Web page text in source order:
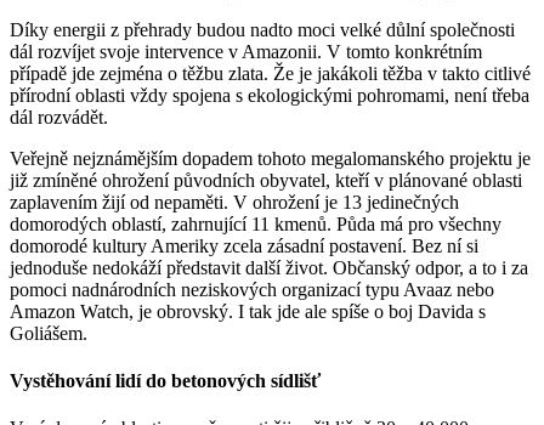
Díky energii z přehrady budou nadto moci velké důlní společnosti
dál rozvíjet svoje intervence v Amazonii. V tomto konkrétním
případě jde zejména o těžbu zlata. Že je jakákoli těžba v takto citlivé
přírodní oblasti vždy spojena s ekologickými pohromami, není třeba
dál rozvádět.
Veřejně nejznámějším dopadem tohoto megalomanského projektu je
již zmíněné ohrožení původních obyvatel, kteří v plánované oblasti
zaplavením žijí od nepaměti. V ohrožení je 13 jedinečných
domorodých oblastí, zahrnující 11 kmenů. Půda má pro všechny
domorodé kultury Ameriky zcela zásadní postavení. Bez ní si
jednoduše nedokáží představit další život. Občanský odpor, a to i za
pomoci nadnárodních neziskových organizací typu Avaaz nebo
Amazon Watch, je obrovský. I tak jde ale spíše o boj Davida s
Goliášem.
Vystěhování lidí do betonových sídlišť